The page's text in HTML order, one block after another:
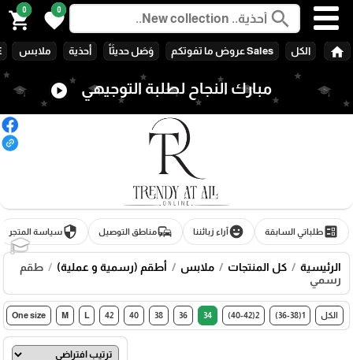
search
0
favorite
0
shopping_cart
home الكل Sales عروض ما تفوتكم وَصَل حديثَاً أحذية ملابس
مبارك النجاح لطلبة التوجيهي play_circle
🎓
ballotطلباتي السابقة emoji_emotionsآراء زبائننا commuteمناطق التوصيل securityسياسة المتجر
الرئيسية كل المنتجات ملابس أطقم (رسمية و عملية)
طقم
رسمي
الكل 1(36-38)
2(40-42)
34
36
38
40
42
L
M
One size